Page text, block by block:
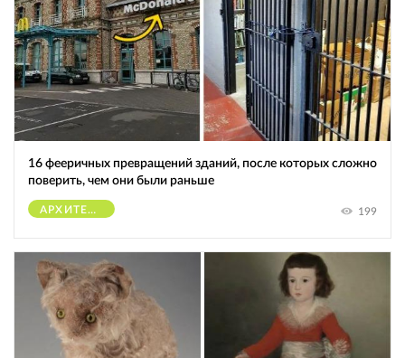
16 фееричных превращений зданий, после которых сложно
поверить, чем они были раньше
АРХИТЕКТУРА 199